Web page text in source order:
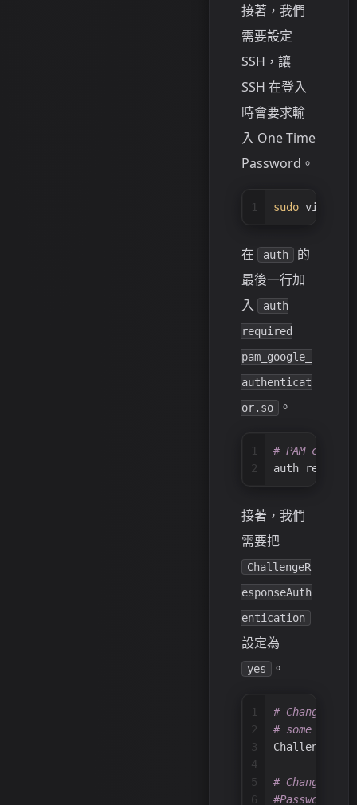
接著，我們
需要設定
SSH，讓
SSH 在登入
時會要求輸
入 One Time
Password。
1 sudo vim /
在 auth
的
最後一行加
入
auth
required
pam_google_
authenticat
or.so
。
1
2
# PAM
auth
接著，我們
需要把
ChallengeR
esponseAuth
entication
設定為
yes 。
1
2
3
4
5
6
# Change to
# some PAM
# Change to